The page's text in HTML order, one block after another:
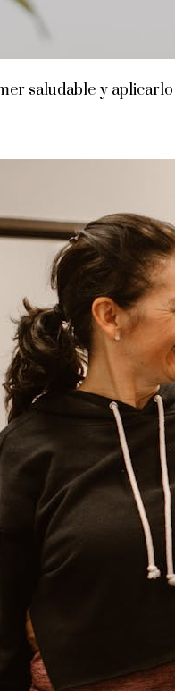
saludable y